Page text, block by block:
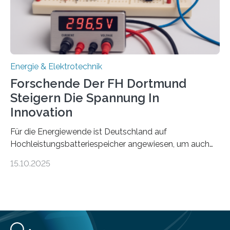
Mittelpunkt steht der direkte Wissenstransfer: Neue
wissenschaftliche Erkenntnisse sollen rasch in die
Energie & Elektrotechnik
Forschende Der FH Dortmund
Steigern Die Spannung In
Innovation
Für die Energiewende ist Deutschland auf
Hochleistungsbatteriespeicher angewiesen, um auch
Doch mit der immensen Zahl einzelner Batteriezellen,
Projekt KV-BATT diese Verluste reduzieren und
15.10.2025